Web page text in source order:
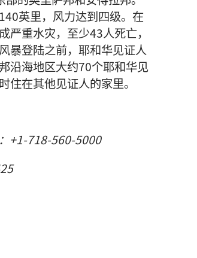
英里，风力达到四级。在
重水灾，至少43人死亡，
暴登陆之前，耶和华见证人
沿海地区大约70个耶和华见
在其他见证人的家里。
+1-718-560-5000